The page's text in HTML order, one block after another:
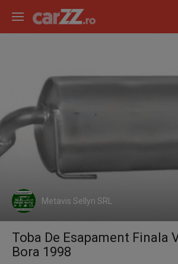
Metavis Sellyn SRL
Toba De Esapament Finala
Bora 1998